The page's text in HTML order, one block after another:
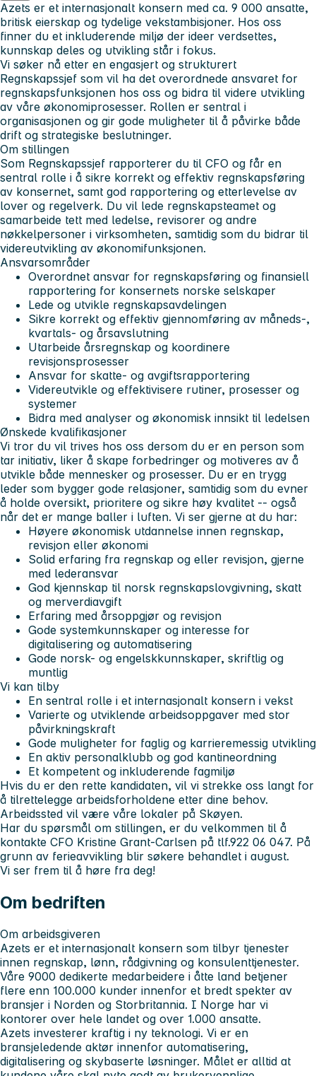
Azets er et internasjonalt konsern med ca. 9 000 ansatte,
britisk eierskap og tydelige vekstambisjoner. Hos oss
finner du et inkluderende miljø der ideer verdsettes,
kunnskap deles og utvikling står i fokus.
Vi søker nå etter en engasjert og strukturert
Regnskapssjef som vil ha det overordnede ansvaret for
regnskapsfunksjonen hos oss og bidra til videre utvikling
av våre økonomiprosesser. Rollen er sentral i
organisasjonen og gir gode muligheter til å påvirke både
drift og strategiske beslutninger.
Om stillingen
Som Regnskapssjef rapporterer du til CFO og får en
sentral rolle i å sikre korrekt og effektiv regnskapsføring
av konsernet, samt god rapportering og etterlevelse av
lover og regelverk. Du vil lede regnskapsteamet og
samarbeide tett med ledelse, revisorer og andre
nøkkelpersoner i virksomheten, samtidig som du bidrar til
videreutvikling av økonomifunksjonen.
Ansvarsområder
Overordnet ansvar for regnskapsføring og finansiell
rapportering for konsernets norske selskaper
Lede og utvikle regnskapsavdelingen
Sikre korrekt og effektiv gjennomføring av måneds-,
kvartals- og årsavslutning
Utarbeide årsregnskap og koordinere
revisjonsprosesser
Ansvar for skatte- og avgiftsrapportering
Videreutvikle og effektivisere rutiner, prosesser og
systemer
Bidra med analyser og økonomisk innsikt til ledelsen
Ønskede kvalifikasjoner
Vi tror du vil trives hos oss dersom du er en person som
tar initiativ, liker å skape forbedringer og motiveres av å
utvikle både mennesker og prosesser. Du er en trygg
leder som bygger gode relasjoner, samtidig som du evner
å holde oversikt, prioritere og sikre høy kvalitet -- også
når det er mange baller i luften. Vi ser gjerne at du har:
Høyere økonomisk utdannelse innen regnskap,
revisjon eller økonomi
Solid erfaring fra regnskap og eller revisjon, gjerne
med lederansvar
God kjennskap til norsk regnskapslovgivning, skatt
og merverdiavgift
Erfaring med årsoppgjør og revisjon
Gode systemkunnskaper og interesse for
digitalisering og automatisering
Gode norsk- og engelskkunnskaper, skriftlig og
muntlig
Vi kan tilby
En sentral rolle i et internasjonalt konsern i vekst
Varierte og utviklende arbeidsoppgaver med stor
påvirkningskraft
Gode muligheter for faglig og karrieremessig utvikling
En aktiv personalklubb og god kantineordning
Et kompetent og inkluderende fagmiljø
Hvis du er den rette kandidaten, vil vi strekke oss langt for
å tilrettelegge arbeidsforholdene etter dine behov.
Arbeidssted vil være våre lokaler på Skøyen.
Har du spørsmål om stillingen, er du velkommen til å
kontakte CFO Kristine Grant-Carlsen på tlf.922 06 047. På
grunn av ferieavvikling blir søkere behandlet i august.
Vi ser frem til å høre fra deg!
Om bedriften
Om arbeidsgiveren
Azets er et internasjonalt konsern som tilbyr tjenester
innen regnskap, lønn, rådgivning og konsulenttjenester.
Våre 9000 dedikerte medarbeidere i åtte land betjener
flere enn 100.000 kunder innenfor et bredt spekter av
bransjer i Norden og Storbritannia. I Norge har vi
kontorer over hele landet og over 1.000 ansatte.
Azets investerer kraftig i ny teknologi. Vi er en
bransjeledende aktør innenfor automatisering,
digitalisering og skybaserte løsninger. Målet er alltid at